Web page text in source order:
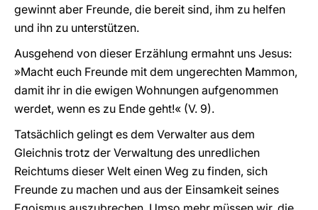
gewinnt aber Freunde, die bereit sind, ihm zu helfen
und ihn zu unterstützen.
Ausgehend von dieser Erzählung ermahnt uns Jesus:
»Macht euch Freunde mit dem ungerechten Mammon,
damit ihr in die ewigen Wohnungen aufgenommen
werdet, wenn es zu Ende geht!« (V. 9).
Tatsächlich gelingt es dem Verwalter aus dem
Gleichnis trotz der Verwaltung des unredlichen
Reichtums dieser Welt einen Weg zu finden, sich
Freunde zu machen und aus der Einsamkeit seines